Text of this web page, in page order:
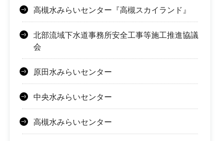
高槻水みらいセンター『高槻スカイランド』
北部流域下水道事務所安全工事等施工推進協議
会
原田水みらいセンター
中央水みらいセンター
高槻水みらいセンター